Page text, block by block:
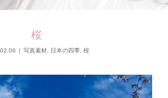
桜
写真素材, 日本の四季, 桜